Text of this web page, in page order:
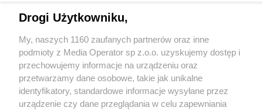
obronie Żabich Dołów
2 / 18
Demonstracja w obronie
Żabich Dołów
Wydawca mediów lokalnych
Drogi Użytkowniku,
My, naszych 1160 zaufanych partnerów oraz inne
podmioty z Media Operator sp z.o.o. uzyskujemy dostęp i
przechowujemy informacje na urządzeniu oraz
przetwarzamy dane osobowe, takie jak unikalne
identyfikatory, standardowe informacje wysyłane przez
urządzenie czy dane przeglądania w celu zapewniania